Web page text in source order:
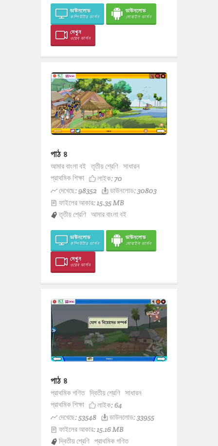
ডাউনলোড
কম্পিউটার ভার্সন
ডাউনলোড
মোবাইল ভার্সন
দেখুন
ওয়েব ভার্সন
পাঠ ৪
আমার বাংলা বই তৃতীয় শ্রেণি সাধারন
প্রাথমিক শিক্ষা
লাইক:70
দেখেছে: 98352
ডাউনলোড: 30803
ফাইলের আকার: 15.35 MB
তৃতীয় শ্রেণি আমার বাংলা বই
ডাউনলোড
কম্পিউটার ভার্সন
ডাউনলোড
মোবাইল ভার্সন
দেখুন
ওয়েব ভার্সন
পাঠ ৪
প্রাথমিক গণিত দ্বিতীয় শ্রেণি সাধারন
প্রাথমিক শিক্ষা
লাইক:64
দেখেছে: 53548
ডাউনলোড: 33955
ফাইলের আকার: 15.16 MB
দ্বিতীয় শ্রেণি প্রাথমিক গণিত